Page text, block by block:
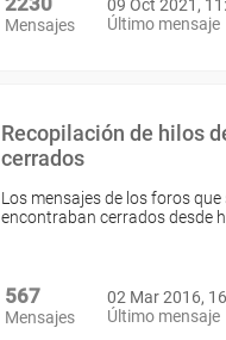
Mensajes
09 Oct 2021,
Último mensaje
Recopilación de hilos
cerrados
Los mensajes de los foros que
encontraban cerrados desde
567
Mensajes
02 Mar 2016,
Último mensaje